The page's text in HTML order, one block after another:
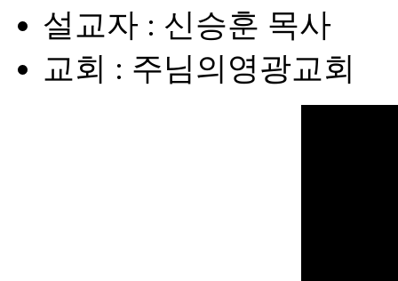
설교자 : 신승훈 목사
교회 : 주님의영광교회